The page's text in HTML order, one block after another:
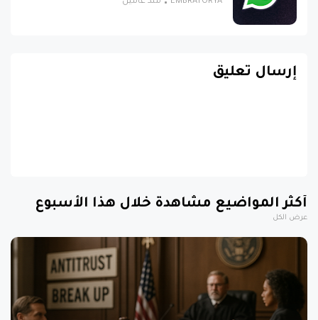
EMBRATORYA منذ عامين
إرسال تعليق
أكثر المواضيع مشاهدة خلال هذا الأسبوع
عرض الكل